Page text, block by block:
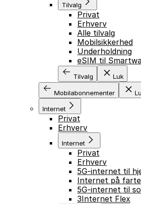
Tilvalg
Privat
Erhverv
Alle tilvalg
Mobilsikkerhed
Underholdning
eSIM til
Tilvalg Luk
Mobilabonnementer
Internet
Privat
Erhverv
Internet
Privat
Erhverv
5G-internet til
Internet på
5G-internet til
3Internet Flex